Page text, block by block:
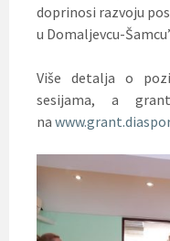
doprinosi razvoju
u Domaljevcu-
Više detalja o
sesijama, a
na